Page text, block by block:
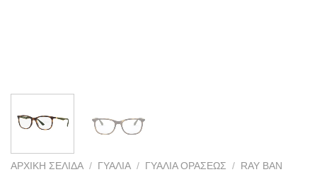
ΑΡΧΙΚΉ ΣΕΛΊΔΑ / ΓΥΑΛΙΆ / ΓΥΑΛΙΆ ΟΡΆΣΕΩΣ / RAY BAN